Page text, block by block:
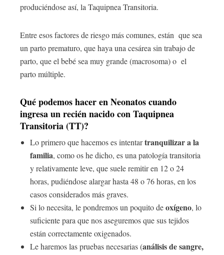
produciéndose así, la Taquipnea Transitoria.
Entre esos factores de riesgo más comunes, están que sea
un parto prematuro, que haya una cesárea sin trabajo de
parto, que el bebé sea muy grande (macrosoma) o el
parto múltiple.
Qué podemos hacer en Neonatos cuando
ingresa un recién nacido con Taquipnea
Transitoria (TT)?
Lo primero que hacemos es intentartranquilizar a la
familia, como os he dicho, es una patología transitoria
y relativamente leve, que suele remitir en 12 o 24
horas, pudiéndose alargar hasta 48 o 76 horas, en los
casos considerados más graves.
Si lo necesita, le pondremos un poquito deoxígeno, lo
suficiente para que nos aseguremos que sus tejidos
están correctamente oxigenados.
Le haremos las pruebas necesarias (análisis de sangre,